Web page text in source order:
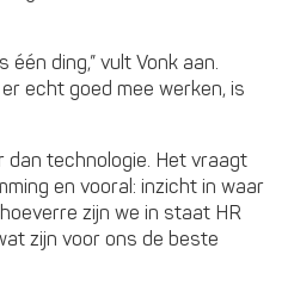
één ding,” vult Vonk aan.
echt goed mee werken, is
dan technologie. Het vraagt
en vooral: inzicht in waar
zijn we in staat HR
zijn voor ons de beste